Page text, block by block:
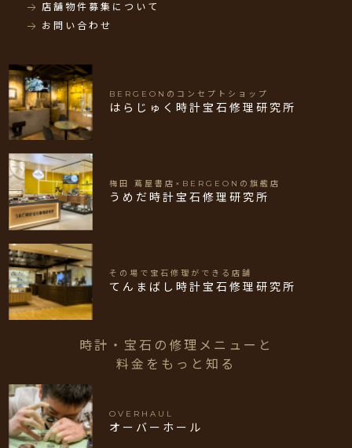
店舗物件募集について
お問い合わせ
BERGEONのコンセプトショップ
はらじゅく時計宝石修理研究所
梅田 蔦屋書店×BERGEONの旗艦店
うめだ時計宝石修理研究所
その場で宝石修理ができる店舗
てんまばし時計宝石修理研究所
時計・宝石の修理メニューと
料金をもっと知る
OVERHAUL
オーバーホール